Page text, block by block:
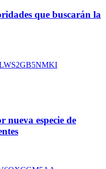
que buscarán la
nueva especie de